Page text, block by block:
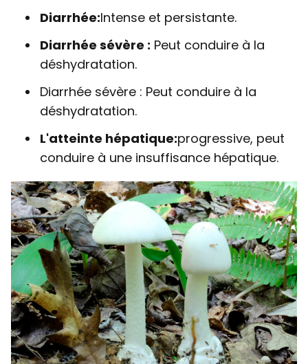
Diarrhée:Intense et persistante.
Diarrhée sévère : Peut conduire à la
déshydratation.
Diarrhée sévère : Peut conduire à la
déshydratation.
L'atteinte hépatique:progressive, peut
conduire à une insuffisance hépatique.